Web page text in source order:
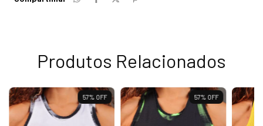
Produtos Relacionados
57% OFF 57% OFF